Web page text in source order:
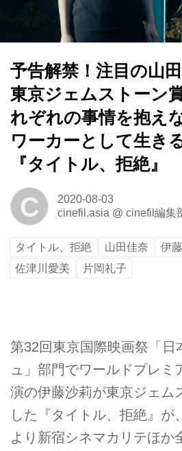
予告解禁！注目の山
東京ジェムストーン
れぞれの事情を抱え
ワーカーとして生き
『タイトル、拒絶』
C
2020-08-03
cinefil.asia @ cinefil編集
タイトル、拒絶 山田佳奈 伊
佐津川愛美
片岡礼子
第32回東京国際映画祭「日
ュ」部門でワールドプレミ
演の伊藤沙莉が東京ジェム
した『タイトル、拒絶』が
より新宿シネマカリテほか